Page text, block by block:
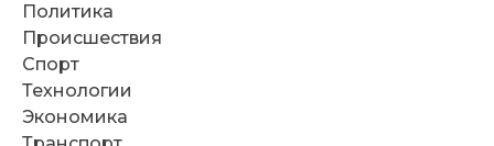
Политика
Происшествия
Спорт
Технологии
Экономика